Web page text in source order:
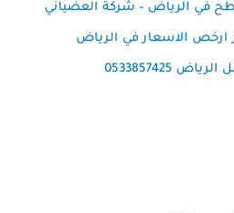
في الرياض – شركة العضياني
الاسعار في الرياض
0533857425